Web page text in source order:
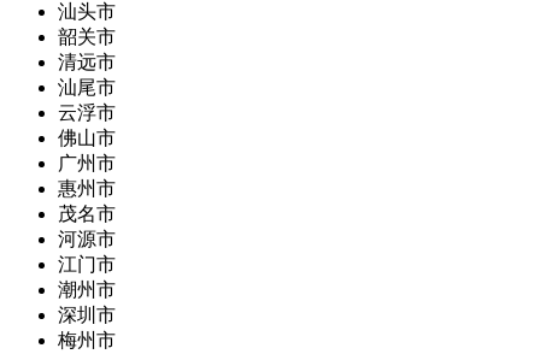
汕头市
韶关市
清远市
汕尾市
云浮市
佛山市
广州市
惠州市
茂名市
河源市
江门市
潮州市
深圳市
梅州市